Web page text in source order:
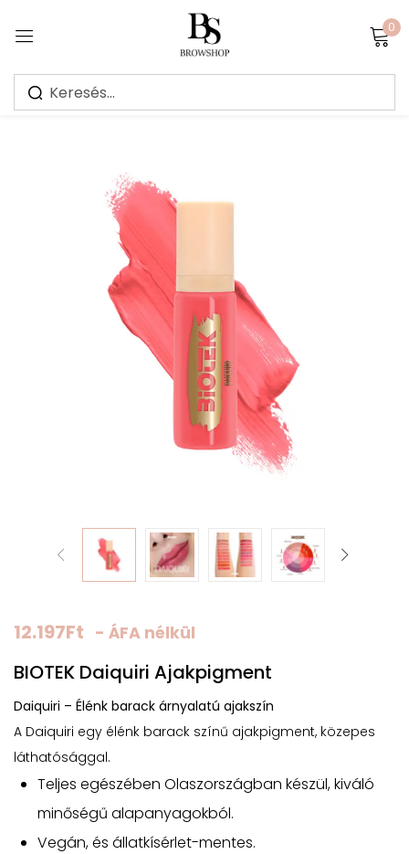
0
12.197Ft - ÁFA nélkül
BIOTEK Daiquiri Ajakpigment
Daiquiri – Élénk barack árnyalatú ajakszín
A Daiquiri egy élénk barack színű ajakpigment, közepes
láthatósággal.
Teljes egészében Olaszországban készül, kiváló
minőségű alapanyagokból.
Vegán, és állatkísérlet-mentes.
Sign in
Jegyezz meg
Create an account